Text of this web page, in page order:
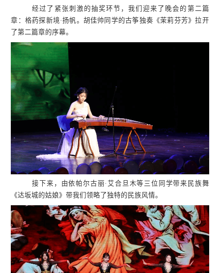
经过了紧张刺激的抽奖环节，我们迎来了晚会的第二篇
章：格药探新境·扬帆。胡佳帅同学的古筝独奏《茉莉芬芳》拉开
了第二篇章的序幕。
接下来，由依帕尔古丽·艾合旦木等三位同学带来民族舞
《达坂城的姑娘》带我们领略了独特的民族风情。